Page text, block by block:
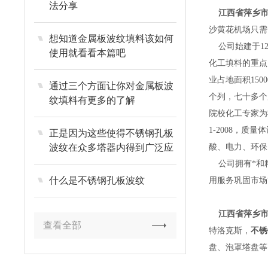
法分享
想知道金属板波纹填料该如何
使用就看看本篇吧
通过三个方面让你对金属板波
纹填料有更多的了解
正是因为这些使得不锈钢孔板
波纹在众多塔器内得到广泛应
用
什么是不锈钢孔板波纹
查看全部
江西省萍乡
沙黄花机场只
公司始建于12
化工填料的重
业占地面积
个列，七十多
院校化工专家
1-2008，质量
酸、电力、环
公司拥有*和
用服务巩固市
江西省萍乡
特洛克斯，不
盘、泡罩塔盘